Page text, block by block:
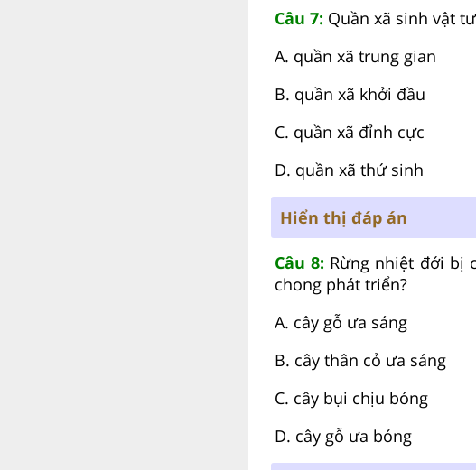
Câu 7: Quần xã sinh vật
A. quần xã trung gian
B. quần xã khởi đầu
C. quần xã đỉnh cực
D. quần xã thứ sinh
Hiển thị đáp án
Câu 8: Rừng nhiệt đới bị
chong phát triển?
A. cây gỗ ưa sáng
B. cây thân cỏ ưa sáng
C. cây bụi chịu bóng
D. cây gỗ ưa bóng